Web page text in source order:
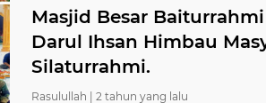
Masjid Besar
Darul Ihsan Himbau
Silaturrahmi.
Rasulullah | 2 tahun yang lalu